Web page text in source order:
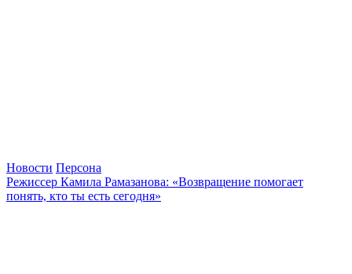
Новости Персона
Режиссер Камила Рамазанова: «Возвращение помогает
понять, кто ты есть сегодня»